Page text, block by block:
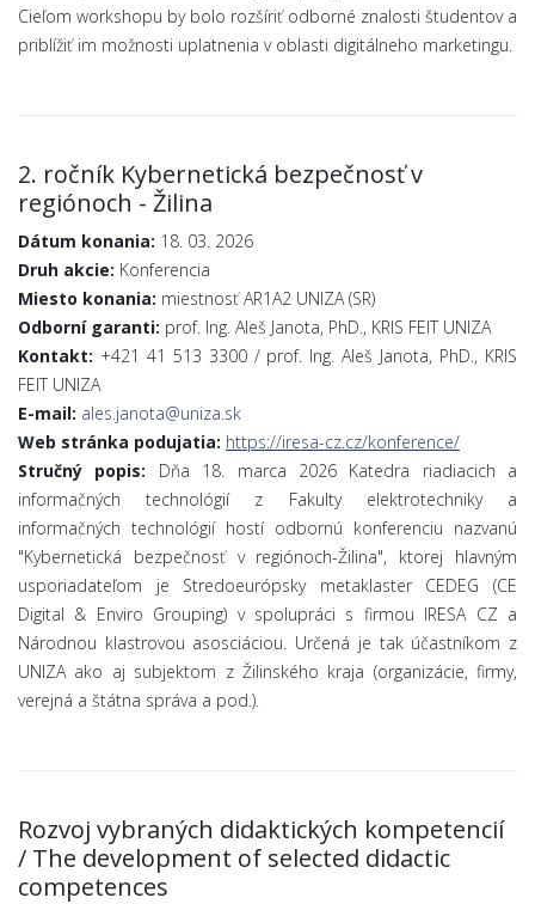
Cieľom workshopu by bolo rozšíriť odborné znalosti študentov a
priblížiť im možnosti uplatnenia v oblasti digitálneho marketingu.
2. ročník Kybernetická bezpečnosť v
regiónoch - Žilina
Dátum konania: 18. 03. 2026
Druh akcie: Konferencia
Miesto konania: miestnosť AR1A2 UNIZA (SR)
Odborní garanti: prof. Ing. Aleš Janota, PhD., KRIS FEIT UNIZA
Kontakt: +421 41 513 3300 / prof. Ing. Aleš Janota, PhD., KRIS
FEIT UNIZA
E-mail: ales.janota@uniza.sk
Web stránka podujatia: https://iresa-cz.cz/konference/
Stručný popis: Dňa 18. marca 2026 Katedra riadiacich a
informačných technológií z Fakulty elektrotechniky a
informačných technológií hostí odbornú konferenciu nazvanú
"Kybernetická bezpečnosť v regiónoch-Žilina", ktorej hlavným
usporiadateľom je Stredoeurópsky metaklaster CEDEG (CE
Digital & Enviro Grouping) v spolupráci s firmou IRESA CZ a
Národnou klastrovou asosciáciou. Určená je tak účastníkom z
UNIZA ako aj subjektom z Žilinského kraja (organizácie, firmy,
verejná a štátna správa a pod.).
Rozvoj vybraných didaktických kompetencií
/ The development of selected didactic
competences